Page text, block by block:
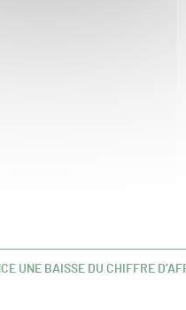
UNE BAISSE DU CHIFFRE